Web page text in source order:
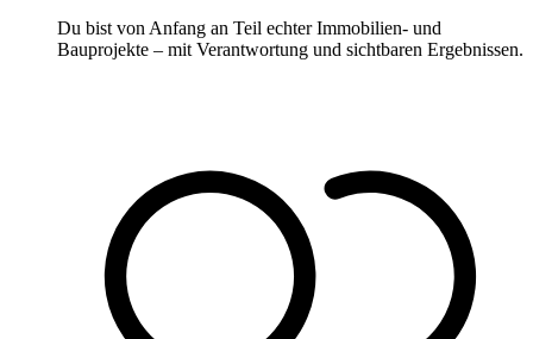
Du bist von Anfang an Teil echter Immobilien- und
Bauprojekte – mit Verantwortung und sichtbaren Ergebnissen.